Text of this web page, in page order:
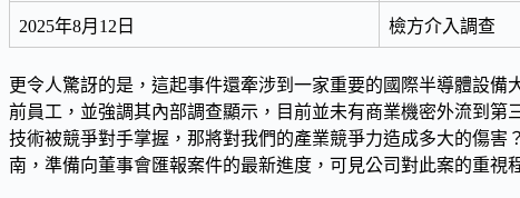
2025年8月12日 檢方介入調查
更令人驚訝的是，這起事件還牽涉到一家重要的國際半導體設
前員工，並強調其內部調查顯示，目前並未有商業機密外流到
技術被競爭對手掌握，那將對我們的產業競爭力造成多大的傷害
南，準備向董事會匯報案件的最新進度，可見公司對此案的重視